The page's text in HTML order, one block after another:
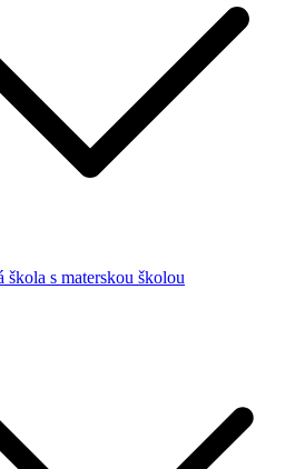
škola s materskou školou